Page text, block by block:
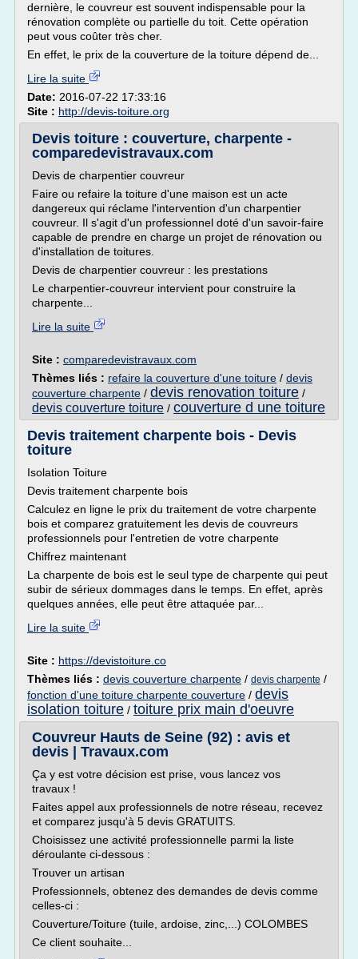
dernière, le couvreur est souvent indispensable pour la
rénovation complète ou partielle du toit. Cette opération
peut vous coûter très cher.
En effet, le prix de la couverture de la toiture dépend de...
Lire la suite
Date: 2016-07-22 17:33:16
Site : http://devis-toiture.org
Devis toiture : couverture, charpente -
comparedevistravaux.com
Devis de charpentier couvreur
Faire ou refaire la toiture d'une maison est un acte
dangereux qui réclame l'intervention d'un charpentier
couvreur. Il s'agit d'un professionnel doté d'un savoir-faire
capable de prendre en charge un projet de rénovation ou
d'installation de toitures.
Devis de charpentier couvreur : les prestations
Le charpentier-couvreur intervient pour construire la
charpente...
Lire la suite
Site : comparedevistravaux.com
Thèmes liés : refaire la couverture d'une toiture / devis
couverture charpente / devis renovation toiture /
devis couverture toiture / couverture d une toiture
Devis traitement charpente bois - Devis
toiture
Isolation Toiture
Devis traitement charpente bois
Calculez en ligne le prix du traitement de votre charpente
bois et comparez gratuitement les devis de couvreurs
professionnels pour l'entretien de votre charpente
Chiffrez maintenant
La charpente de bois est le seul type de charpente qui peut
subir de sérieux dommages dans le temps. En effet, après
quelques années, elle peut être attaquée par...
Lire la suite
Site : https://devistoiture.co
Thèmes liés : devis couverture charpente / devis charpente /
fonction d'une toiture charpente couverture / devis
isolation toiture / toiture prix main d'oeuvre
Couvreur Hauts de Seine (92) : avis et
devis | Travaux.com
Ça y est votre décision est prise, vous lancez vos
travaux !
Faites appel aux professionnels de notre réseau, recevez
et comparez jusqu'à 5 devis GRATUITS.
Choisissez une activité professionnelle parmi la liste
déroulante ci-dessous :
Trouver un artisan
Professionnels, obtenez des demandes de devis comme
celles-ci :
Couverture/Toiture (tuile, ardoise, zinc,...) COLOMBES
Ce client souhaite...